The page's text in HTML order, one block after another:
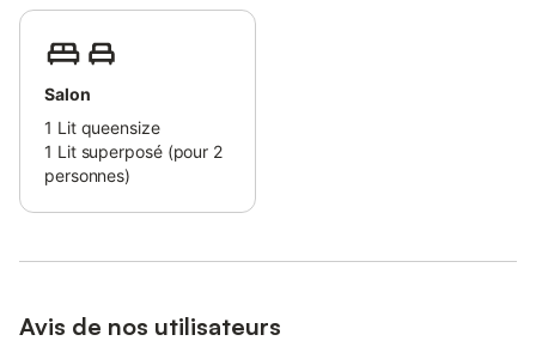
Veuillez éteindre la climatisation lorsque vous quittez le
logement.
L'accès extérieur ne comporte pas de marche, un ascenseur est
disponible dans l'immeuble, mais il n'est pas adapté aux
fauteuils roulants.
Des directives pour le tri des déchets sont fournies sur place.
équestre.
Salon
1 Lit queensize
1 Lit superposé (pour 2
personnes)
Avis de nos utilisateurs